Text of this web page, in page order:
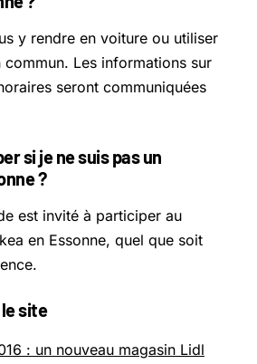
y rendre en voiture ou utiliser
commun. Les informations sur
seront communiquées
si je ne suis pas un
?
est invité à participer au
en Essonne, quel que soit
site
: un nouveau magasin Lidl